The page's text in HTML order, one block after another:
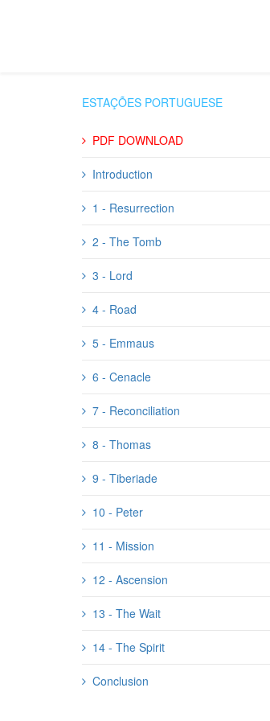
ESTAÇÕES PORTUGUESE
PDF DOWNLOAD
Introduction
1 - Resurrection
2 - The Tomb
3 - Lord
4 - Road
5 - Emmaus
6 - Cenacle
7 - Reconciliation
8 - Thomas
9 - Tiberiade
10 - Peter
11 - Mission
12 - Ascension
13 - The Wait
14 - The Spirit
Conclusion